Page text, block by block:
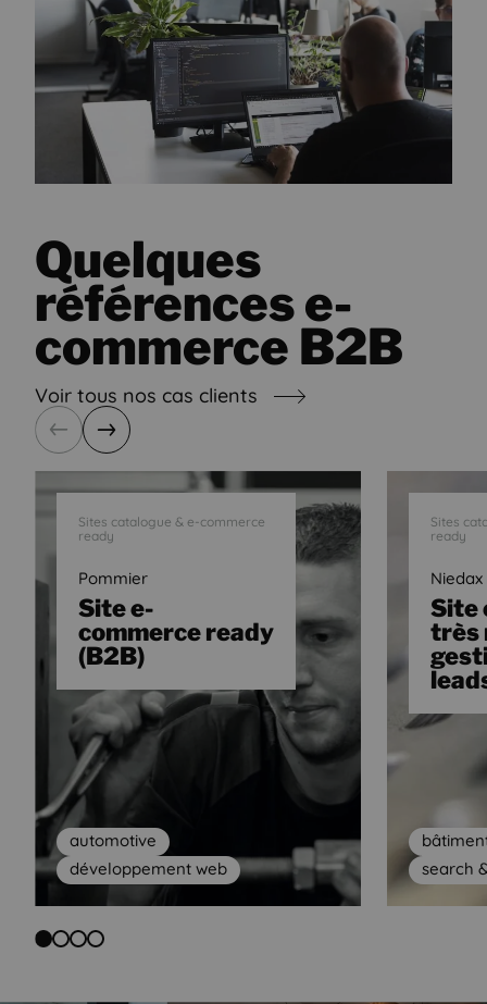
Quelques
références e-
commerce B2B
Voir tous nos cas clients
Précédent
Suivant
Sites catalogue & e-commerce
ready
Pommier
Site e-
commerce ready
(B2B)
automotive
développement web
Sites
ready
Niedax
Site
très
search